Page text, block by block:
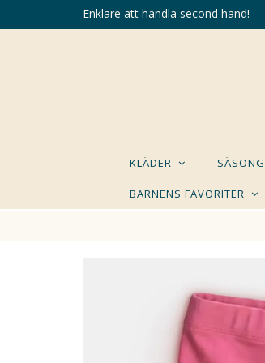
Enklare att handla second hand!
KLÄDER SÄSONG
BARNENS FAVORITER